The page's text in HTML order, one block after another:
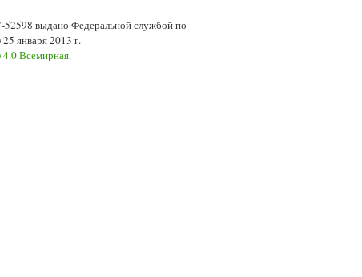
выдано Федеральной службой по
января 2013 г.
Всемирная.